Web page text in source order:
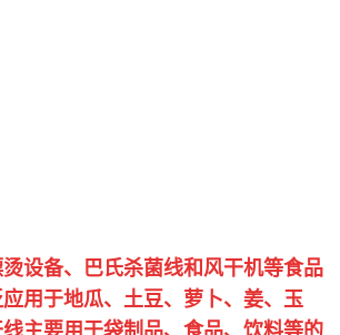
设备、巴氏杀菌线和风干机等食品
用于地瓜、土豆、萝卜、姜、玉
主要用于袋制品、食品、饮料等的